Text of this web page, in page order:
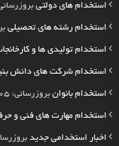
استخدام های دولتی بروزرسانی: 1405-
استخدام رشته های تحصیلی
استخدام تولیدی ها و
استخدام شرکت های دانش
استخدام بانوان بروزرسانی: 1405-05-19
استخدام مهارت های فنی و
اخبار استخدامی جدید بروزرسانی: